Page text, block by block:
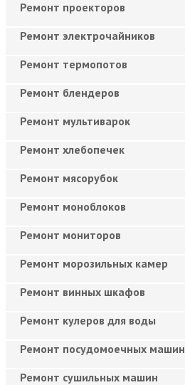
Ремонт проекторов
Ремонт электрочайников
Ремонт термопотов
Ремонт блендеров
Ремонт мультиварок
Ремонт хлебопечек
Ремонт мясорубок
Ремонт моноблоков
Ремонт мониторов
Ремонт морозильных камер
Ремонт винных шкафов
Ремонт кулеров для воды
Ремонт посудомоечных машин
Ремонт сушильных машин